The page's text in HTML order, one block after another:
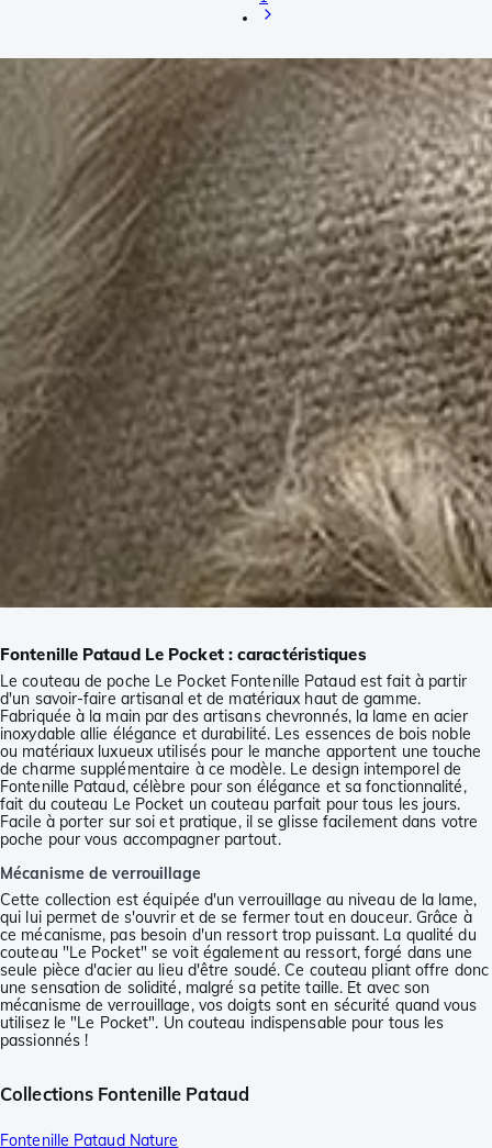
Fontenille Pataud Le Pocket : caractéristiques
Le couteau de poche Le Pocket Fontenille Pataud est fait à partir
d'un savoir-faire artisanal et de matériaux haut de gamme.
Fabriquée à la main par des artisans chevronnés, la lame en acier
inoxydable allie élégance et durabilité. Les essences de bois noble
ou matériaux luxueux utilisés pour le manche apportent une touche
de charme supplémentaire à ce modèle. Le design intemporel de
Fontenille Pataud, célèbre pour son élégance et sa fonctionnalité,
fait du couteau Le Pocket un couteau parfait pour tous les jours.
Facile à porter sur soi et pratique, il se glisse facilement dans votre
poche pour vous accompagner partout.
Mécanisme de verrouillage
Cette collection est équipée d'un verrouillage au niveau de la lame,
qui lui permet de s'ouvrir et de se fermer tout en douceur. Grâce à
ce mécanisme, pas besoin d'un ressort trop puissant. La qualité du
couteau "Le Pocket" se voit également au ressort, forgé dans une
seule pièce d'acier au lieu d'être soudé. Ce couteau pliant offre donc
une sensation de solidité, malgré sa petite taille. Et avec son
mécanisme de verrouillage, vos doigts sont en sécurité quand vous
utilisez le "Le Pocket". Un couteau indispensable pour tous les
passionnés !
Collections Fontenille Pataud
Fontenille Pataud Nature